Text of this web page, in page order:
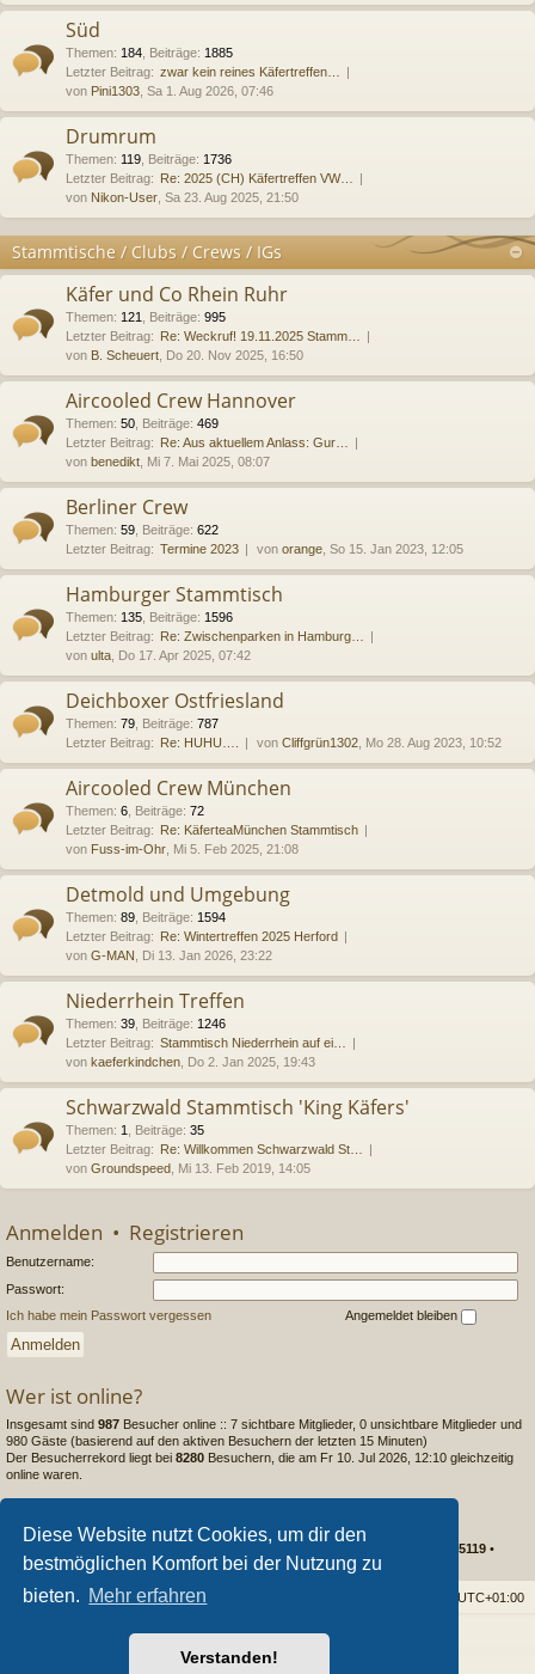
Diese Website nutzt Cookies, um dir den
bestmöglichen Komfort bei der Nutzung zu
bieten. Mehr erfahren
Verstanden!
Süd
Themen: 184 Beiträge: 1885
Letzter Beitrag: zwar kein reines Käfertreffen…
von Pini1303 , Sa 1. Aug 2026, 07:46
Drumrum
Themen: 119 Beiträge: 1736
Letzter Beitrag: Re: 2025 (CH) Käfertreffen VW…
von Nikon-User , Sa 23. Aug 2025, 21:50
Stammtische / Clubs / Crews / IGs
Käfer und Co Rhein Ruhr
Themen: 121 Beiträge: 995
Letzter Beitrag: Re: Weckruf! 19.11.2025 Stamm…
von B. Scheuert , Do 20. Nov 2025, 16:50
Aircooled Crew Hannover
Themen: 50 Beiträge: 469
Letzter Beitrag: Re: Aus aktuellem Anlass: Gur…
von benedikt , Mi 7. Mai 2025, 08:07
Berliner Crew
Themen: 59 Beiträge: 622
Letzter Beitrag: Termine 2023 von orange , So 15. Jan 2023, 12:05
Hamburger Stammtisch
Themen: 135 Beiträge: 1596
Letzter Beitrag: Re: Zwischenparken in Hamburg…
von ulta , Do 17. Apr 2025, 07:42
Deichboxer Ostfriesland
Themen: 79 Beiträge: 787
Letzter Beitrag: Re: HUHU…. von Cliffgrün1302 , Mo 28. Aug 2023, 10:52
Aircooled Crew München
Themen: 6 Beiträge: 72
Letzter Beitrag: Re: KäferteaMünchen Stammtisch
von Fuss-im-Ohr , Mi 5. Feb 2025, 21:08
Detmold und Umgebung
Themen: 89 Beiträge: 1594
Letzter Beitrag: Re: Wintertreffen 2025 Herford
von G-MAN , Di 13. Jan 2026, 23:22
Niederrhein Treffen
Themen: 39 Beiträge: 1246
Letzter Beitrag: Stammtisch Niederrhein auf ei…
von kaeferkindchen , Do 2. Jan 2025, 19:43
Schwarzwald Stammtisch 'King Käfers'
Themen: 1 Beiträge: 35
Letzter Beitrag: Re: Willkommen Schwarzwald St…
von Groundspeed , Mi 13. Feb 2019, 14:05
Anmelden • Registrieren
Benutzername:
Passwort:
Ich habe mein Passwort vergessen
Angemeldet bleiben
Wer ist online?
Insgesamt sind 987 Besucher online :: 7 sichtbare Mitglieder, 0 unsichtbare Mitglieder und
980 Gäste (basierend auf den aktiven Besuchern der letzten 15 Minuten)
Der Besucherrekord liegt bei 8280 Besuchern, die am Fr 10. Jul 2026, 12:10 gleichzeitig
online waren.
Statistik
• Themen insgesamt 5119 •
Unser neuestes Mitglied: Matthias63
Foren-Übersicht UTC+01:00
Powered byphpBB® Forum Software © phpBB Limited
Style vonArty- phpBB 3.3 von MrGaby